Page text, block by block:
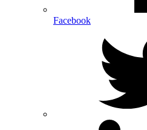
Facebook